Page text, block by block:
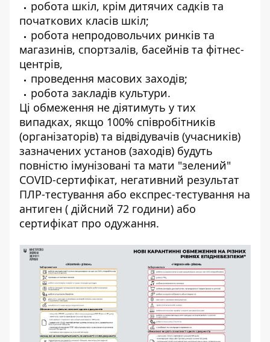
робота шкіл, крім дитячих садків та
початкових класів шкіл;
робота непродовольчих ринків та
магазинів, спортзалів, басейнів та фітнес-
центрів,
проведення масових заходів;
робота закладів культури.
Ці обмеження не діятимуть у тих
випадках, якщо 100% співробітників
(організаторів) та відвідувачів (учасників)
зазначених установ (заходів) будуть
повністю імунізовані та мати "зелений"
COVID-сертифікат, негативний результат
ПЛР-тестування або експрес-тестування на
антиген ( дійсний 72 години) або
сертифікат про одужання.